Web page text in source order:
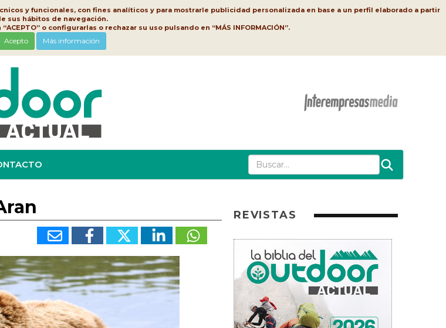
y funcionales, con fines analíticos y para mostrarle publicidad personalizada en base a un perfil elaborado a partir
sus hábitos de navegación.
o configurarlas o rechazar su uso pulsando en “MÁS INFORMACIÓN”.
Acepto Más información
REVISTAS